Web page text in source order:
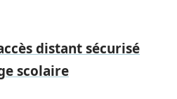
distant sécurisé
scolaire